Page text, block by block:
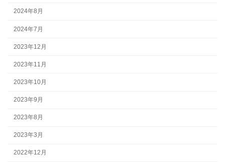
2024年8月
2024年7月
2023年12月
2023年11月
2023年10月
2023年9月
2023年8月
2023年3月
2022年12月